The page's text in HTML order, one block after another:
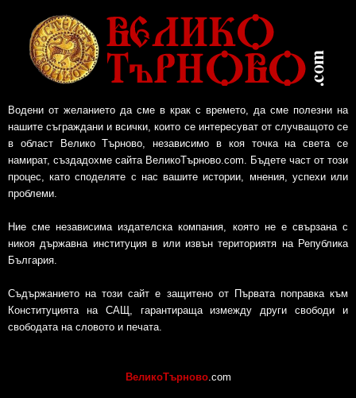
Водени от желанието да сме в крак с времето, да сме полезни на
нашите съграждани и всички, които се интересуват от случващото се
в област Велико Търново, независимо в коя точка на света се
намират, създадохме сайта ВеликоТърново.com. Бъдете част от този
процес, като споделяте с нас вашите истории, мнения, успехи или
проблеми.
Ние сме независима издателска компания, която не е свързана с
никоя държавна институция в или извън териториятя на Република
България.
Съдържанието на този сайт е защитено от Първата поправка към
Конституцията на САЩ, гарантираща измежду други свободи и
свободата на словото и печата.
ВеликоТърново.com